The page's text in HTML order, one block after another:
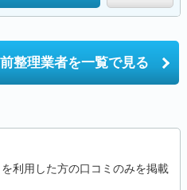
整理業者を一覧で見る
利用した方の口コミのみを掲載